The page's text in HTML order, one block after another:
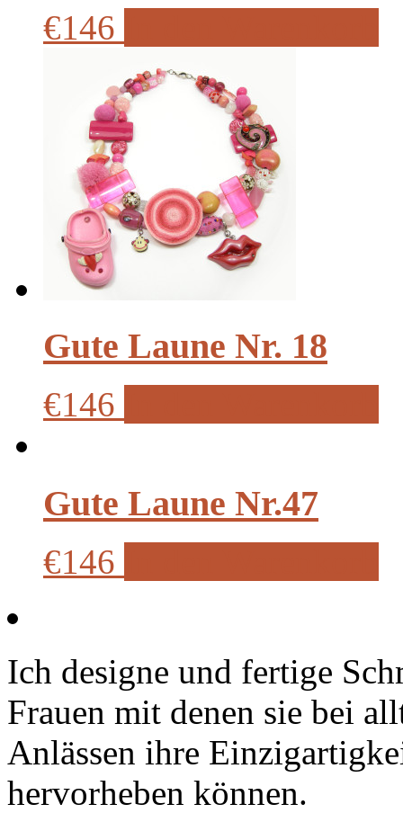
€146
Gute Laune Nr. 18
€146
Gute Laune Nr.47
€146
Ich designe und fertige
Frauen mit denen sie bei
Anlässen ihre
hervorheben können.